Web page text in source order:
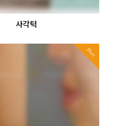
사각턱
Hot